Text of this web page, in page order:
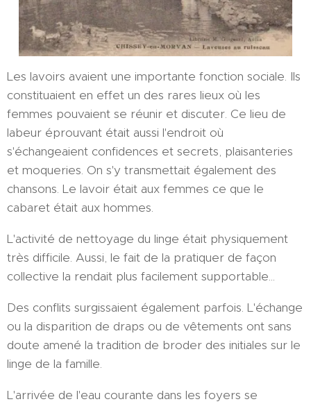
Les lavoirs avaient une importante fonction sociale. Ils
constituaient en effet un des rares lieux où les
femmes pouvaient se réunir et discuter. Ce lieu de
labeur éprouvant était aussi l'endroit où
s'échangeaient confidences et secrets, plaisanteries
et moqueries. On s'y transmettait également des
chansons. Le lavoir était aux femmes ce que le
cabaret était aux hommes.
L'activité de nettoyage du linge était physiquement
très difficile. Aussi, le fait de la pratiquer de façon
collective la rendait plus facilement supportable...
Des conflits surgissaient également parfois. L'échange
ou la disparition de draps ou de vêtements ont sans
doute amené la tradition de broder des initiales sur le
linge de la famille.
L'arrivée de l'eau courante dans les foyers se